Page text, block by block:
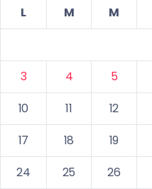
L
M M
3
4 5
10
11 12
17
18 19
24
25 26